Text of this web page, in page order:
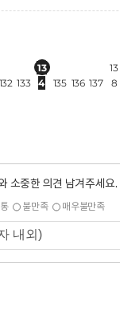
132 133
13
4
135 136 137
13
8
소중한 의견 남겨주세요.
불만족 매우불만족